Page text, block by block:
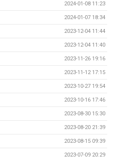
2024-01-08 11:23
2024-01-07 18:34
2023-12-04 11:44
2023-12-04 11:40
2023-11-26 19:16
2023-11-12 17:15
2023-10-27 19:54
2023-10-16 17:46
2023-08-30 15:30
2023-08-20 21:39
2023-08-15 09:39
2023-07-09 20:29